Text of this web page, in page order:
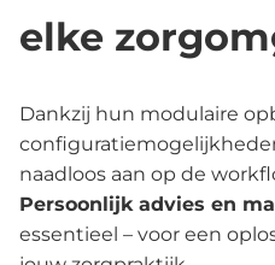
elke
Dankzij hun modulaire
naadloos aan op de
Persoonlijk advies en
essentieel – voor een